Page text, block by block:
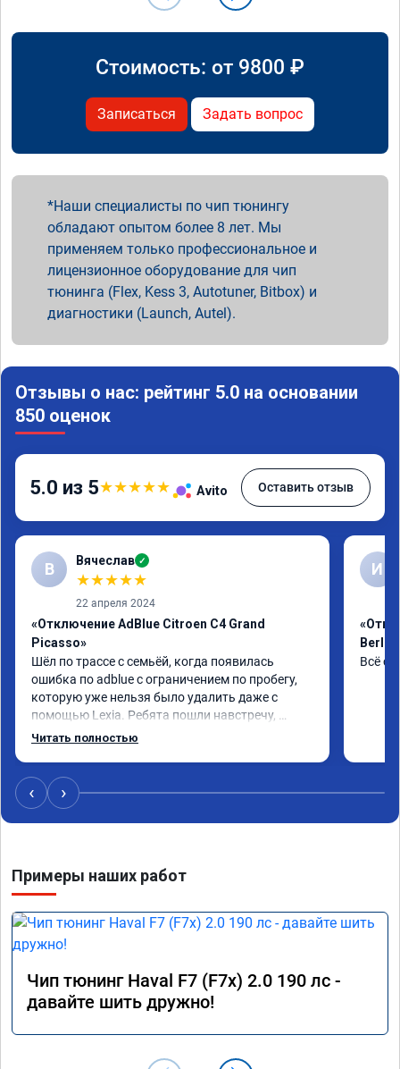
Стоимость: от 9800 ₽
Записаться Задать вопрос
Наши специалисты по чип тюнингу
обладают опытом более 8 лет. Мы
применяем только профессиональное и
лицензионное оборудование для чип
тюнинга (Flex, Kess 3, Autotuner, Bitbox) и
диагностики (Launch, Autel).
Отзывы о нас: рейтинг 5.0 на основании
850 оценок
5.0 из 5★★★★★ Avito Оставить отзыв
В Вячеслав ✓
★★★★★
22 апреля 2024
«Отключение AdBlue Citroen C4 Grand
Picasso»
Шёл по трассе с семьёй, когда появилась
ошибка по adblue с ограничением по пробегу,
которую уже нельзя было удалить даже с
помощью Lexia. Ребята пошли навстречу,
оперативно приняли и за час отшили как
Читать полностью
И
Всё
‹ ›
Примеры наших работ
Чип тюнинг Haval F7 (F7x) 2.0 190 лс -
давайте шить дружно!